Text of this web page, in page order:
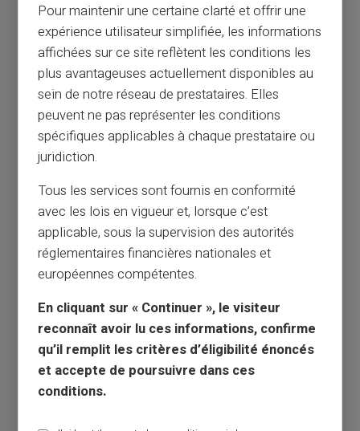
Pour maintenir une certaine clarté et offrir une
expérience utilisateur simplifiée, les informations
affichées sur ce site reflètent les conditions les
plus avantageuses actuellement disponibles au
sein de notre réseau de prestataires. Elles
peuvent ne pas représenter les conditions
spécifiques applicables à chaque prestataire ou
juridiction.
Tous les services sont fournis en conformité
avec les lois en vigueur et, lorsque c’est
applicable, sous la supervision des autorités
réglementaires financières nationales et
européennes compétentes.
En cliquant sur « Continuer », le visiteur
reconnaît avoir lu ces informations, confirme
qu’il remplit les critères d’éligibilité énoncés
et accepte de poursuivre dans ces
conditions.